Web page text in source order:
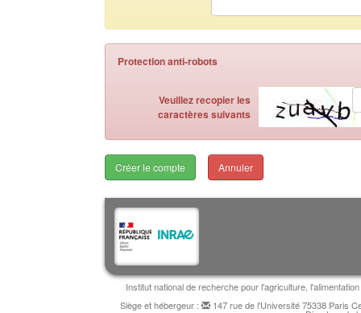
Protection anti-robots
Veuillez recopier les
caractères suivants
Annuler
Institut national de recherche pour l'agriculture,
Siège et hébergeur :
147 rue de l'Université 75338 Paris